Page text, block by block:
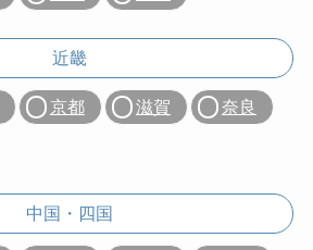
近畿
京都 滋賀 奈良
中国・四国